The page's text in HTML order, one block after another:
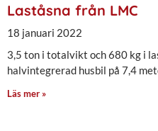
Laståsna från LMC
18 januari 2022
3,5 ton i totalvikt och 680 kg i
halvintegrerad husbil på 7,4
Läs mer »